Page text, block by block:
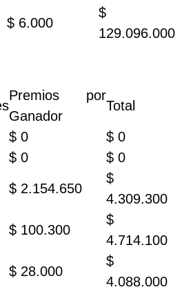
$ 6.000
$
129.096.000
Premios por
Ganador
Total
$ 0
$ 0
$ 0 $ 0
$ 2.154.650
$
4.309.300
$ 100.300
$
4.714.100
$ 28.000
$
4.088.000